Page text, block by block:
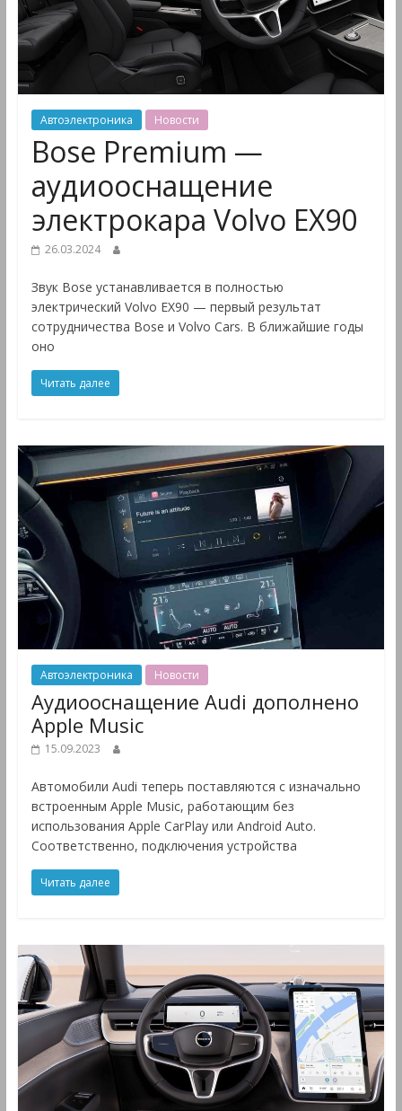
&
Мультимедиа
Автоэлектроника Новости
Bose Premium —
аудиооснащение
электрокара Volvo EX90
26.03.2024
Звук Bose устанавливается в полностью
электрический Volvo EX90 — первый результат
сотрудничества Bose и Volvo Cars. В ближайшие годы
оно
Читать далее
Автоэлектроника Новости
Аудиооснащение Audi дополнено
Apple Music
15.09.2023
Автомобили Audi теперь поставляются с изначально
встроенным Apple Music, работающим без
использования Apple CarPlay или Android Auto.
Соответственно, подключения устройства
Читать далее